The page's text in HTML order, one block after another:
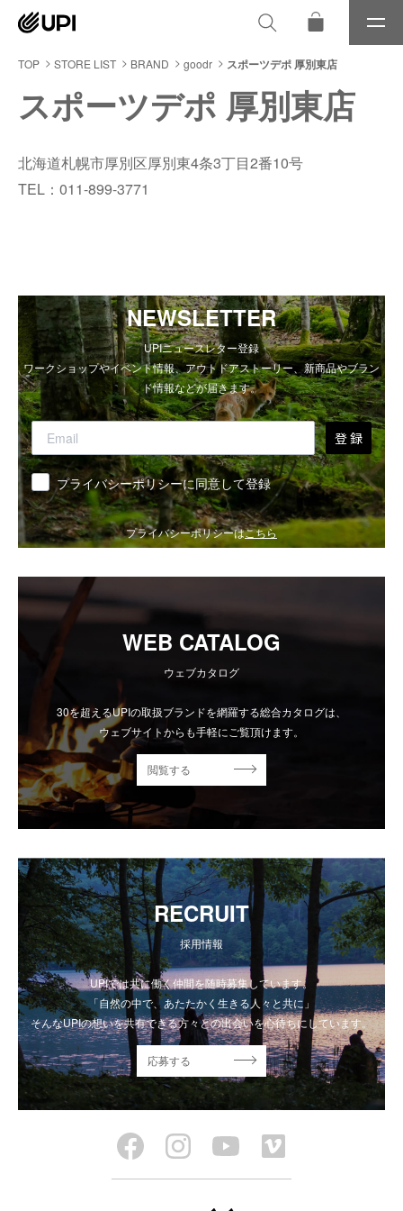
メ
ニ
TOP STORE LIST BRAND goodr スポーツデポ 厚別東店
スポーツデポ 厚別東店
北海道札幌市厚別区厚別東4条3丁目2番10号
TEL：011-899-3771
NEWSLETTER
UPIニュースレター登録
ワークショップやイベント情報、アウトドアストーリー、新商品やブラン
ド情報などが届きます。
登 録
同意 プライバシーポリシーに同意して登録
プライバシーポリシーはこちら
WEB CATALOG
ウェブカタログ
30を超えるUPIの取扱ブランドを網羅する総合カタログは、
ウェブサイトからも手軽にご覧頂けます。
閲覧する
RECRUIT
採用情報
UPIでは共に働く仲間を随時募集しています。
「自然の中で、あたたかく生きる人々と共に」
そんなUPIの想いを共有できる方々との出会いを心待ちにしています。
応募する